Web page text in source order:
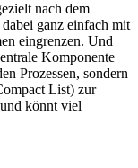
nach dem
ganz einfach mit
eingrenzen. Und
Komponente
Prozessen, sondern
List) zur
könnt viel